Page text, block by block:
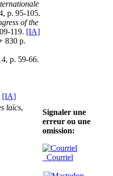
p. 95-105.
of the
119. [IA]
830 p.
p. 59-66.
[IA]
laïcs,
Signaler une
erreur ou une
omission:
Courriel